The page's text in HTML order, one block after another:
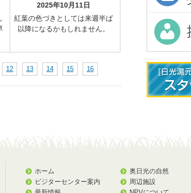
2025年10月11日
紅葉の色づきとしては来週半ば
以降になるかもしれません。
12 13 14 15 16
ホーム
ビジターセンター案内
奥日光の自然
周辺施設